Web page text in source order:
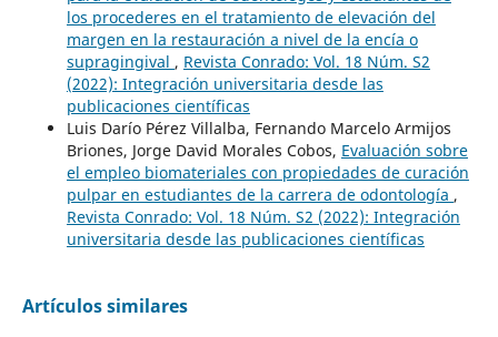
los procederes en el tratamiento de elevación del
margen en la restauración a nivel de la encía o
supragingival , Revista Conrado: Vol. 18 Núm. S2
(2022): Integración universitaria desde las
publicaciones científicas
Luis Darío Pérez Villalba, Fernando Marcelo Armijos
Briones, Jorge David Morales Cobos, Evaluación sobre
el empleo biomateriales con propiedades de curación
pulpar en estudiantes de la carrera de odontología ,
Revista Conrado: Vol. 18 Núm. S2 (2022): Integración
universitaria desde las publicaciones científicas
Artículos similares